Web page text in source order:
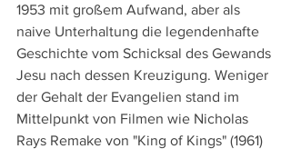
1953 mit großem Aufwand, aber als
naive Unterhaltung die legendenhafte
Geschichte vom Schicksal des Gewands
Jesu nach dessen Kreuzigung. Weniger
der Gehalt der Evangelien stand im
Mittelpunkt von Filmen wie Nicholas
Rays Remake von "King of Kings" (1961)